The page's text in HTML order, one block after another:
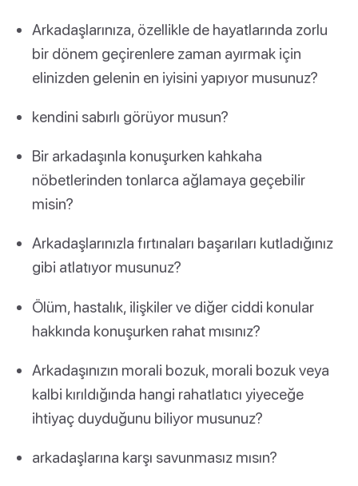
Arkadaşlarınıza, özellikle de hayatlarında zorlu
bir dönem geçirenlere zaman ayırmak için
elinizden gelenin en iyisini yapıyor musunuz?
kendini sabırlı görüyor musun?
Bir arkadaşınla konuşurken kahkaha
nöbetlerinden tonlarca ağlamaya geçebilir
misin?
Arkadaşlarınızla fırtınaları başarıları kutladığınız
gibi atlatıyor musunuz?
Ölüm, hastalık, ilişkiler ve diğer ciddi konular
hakkında konuşurken rahat mısınız?
Arkadaşınızın morali bozuk, morali bozuk veya
kalbi kırıldığında hangi rahatlatıcı yiyeceğe
ihtiyaç duyduğunu biliyor musunuz?
arkadaşlarına karşı savunmasız mısın?